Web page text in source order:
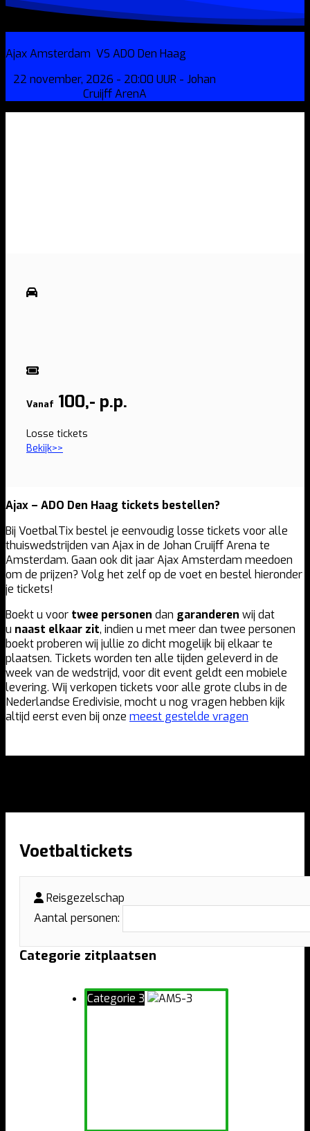
Ajax Amsterdam VS ADO Den Haag
22 november, 2026 - 20:00 UUR - Johan
Cruijff ArenA
Vanaf 100,- p.p.
Losse tickets
Bekijk>>
Ajax – ADO Den Haag tickets bestellen?
Bij VoetbalTix bestel je eenvoudig losse tickets voor alle
thuiswedstrijden van Ajax in de Johan Cruijff Arena te
Amsterdam. Gaan ook dit jaar Ajax Amsterdam meedoen
om de prijzen? Volg het zelf op de voet en bestel hieronder
je tickets!
Boekt u voor twee personen dan garanderen wij dat
u naast elkaar zit, indien u met meer dan twee personen
boekt proberen wij jullie zo dicht mogelijk bij elkaar te
plaatsen. Tickets worden ten alle tijden geleverd in de
week van de wedstrijd, voor dit event geldt een mobiele
levering. Wij verkopen tickets voor alle grote clubs in de
Nederlandse Eredivisie, mocht u nog vragen hebben kijk
altijd eerst even bij onze meest gestelde vragen
Voetbaltickets
Reisgezelschap
Aantal personen:
Categorie zitplaatsen
Categorie 3